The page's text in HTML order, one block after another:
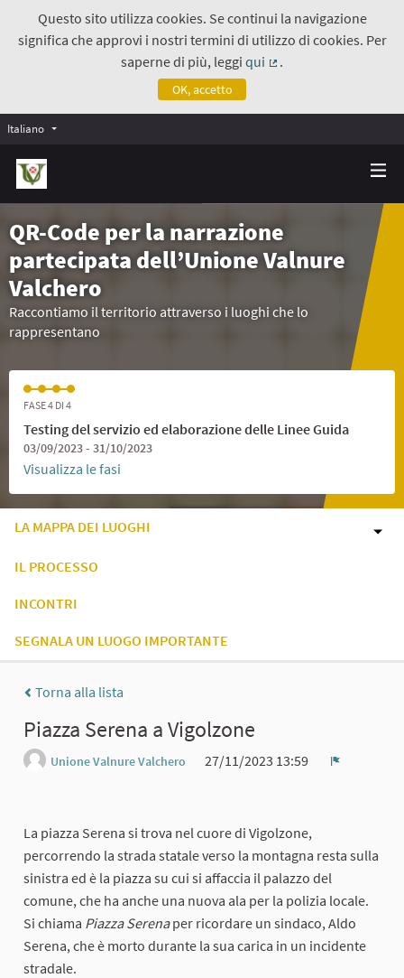
Questo sito utilizza cookies. Se continui la navigazione
significa che approvi i nostri termini di utilizzo di cookies. Per
saperne di più, leggiqui
.
OK, accetto
Italiano
QR-Code per la narrazione
partecipata dell’Unione Valnure
Valchero
Raccontiamo il territorio attraverso i luoghi che lo
rappresentano
FASE 4 DI 4
Testing del servizio ed elaborazione delle Linee Guida
03/09/2023 - 31/10/2023
Visualizza le fasi
LA MAPPA DEI LUOGHI
IL PROCESSO
INCONTRI
SEGNALA UN LUOGO IMPORTANTE
Torna alla lista
Piazza Serena a Vigolzone
Unione Valnure Valchero
27/11/2023 13:59
La piazza Serena si trova nel cuore di Vigolzone,
percorrendo la strada statale verso la montagna resta sulla
sinistra ed è la piazza su cui si affaccia il palazzo del
comune, che ha anche una nuova ala per la polizia locale.
Si chiama Piazza Serenaper ricordare un sindaco, Aldo
Serena, che è morto durante la sua carica in un incidente
stradale.